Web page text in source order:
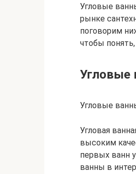
Угловые
рынке
поговорим
чтобы
Угловые
Угловые
Угловая
высоким
первых ванн
ванны в